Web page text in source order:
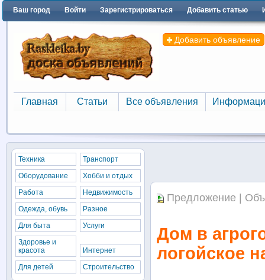
Ваш город Войти Зарегистрироваться Добавить статью
Добавить объявление
Главная
Главная
Статьи
Статьи
Все объявления
Все объявления
Предложение |
Дом в
логойское
Техника
Транспорт
Оборудование
Хобби и отдых
Работа
Недвижимость
Одежда, обувь
Разное
Для быта
Услуги
Здоровье и
красота
Интернет
Для детей
Строительство